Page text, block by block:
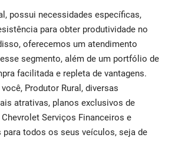
possui necessidades específicas,
para obter produtividade no
oferecemos um atendimento
segmento, além de um portfólio de
facilitada e repleta de vantagens.
Produtor Rural, diversas
atrativas, planos exclusivos de
Serviços Financeiros e
para todos os seus veículos, seja de